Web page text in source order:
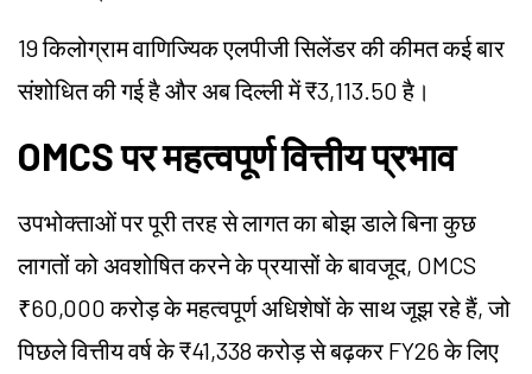
19 किलोग्राम वाणिज्यिक एलपीजी सिलेंडर की कीमत कई बार
संशोधित की गई है और अब दिल्ली में ₹3,113.50 है।
OMCS पर महत्वपूर्ण वित्तीय प्रभाव
उपभोक्ताओं पर पूरी तरह से लागत का बोझ डाले बिना कुछ
लागतों को अवशोषित करने के प्रयासों के बावजूद, OMCS
₹60,000 करोड़ के महत्वपूर्ण अधिशेषों के साथ जूझ रहे हैं, जो
पिछले वित्तीय वर्ष के ₹41,338 करोड़ से बढ़कर FY26 के लिए